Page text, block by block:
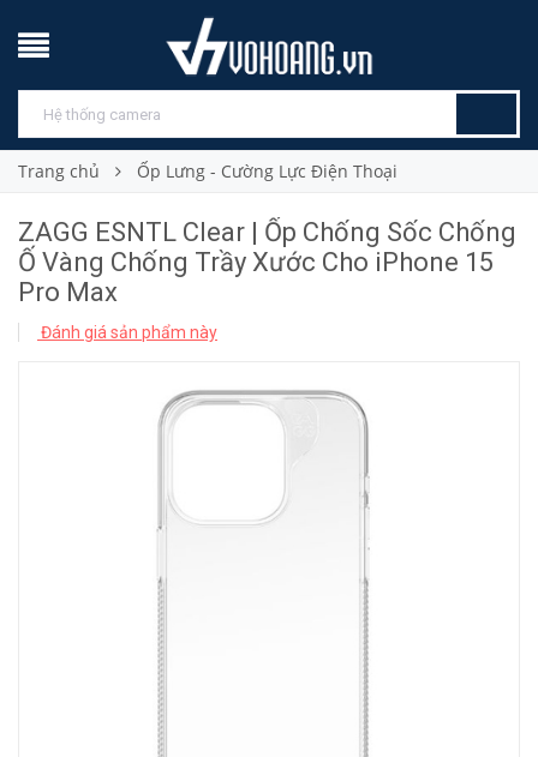
Trang chủ Ốp Lưng - Cường Lực Điện Thoại
ZAGG ESNTL Clear | Ốp Chống Sốc Chống
Ố Vàng Chống Trầy Xước Cho iPhone 15
Pro Max
Đánh giá sản phẩm này